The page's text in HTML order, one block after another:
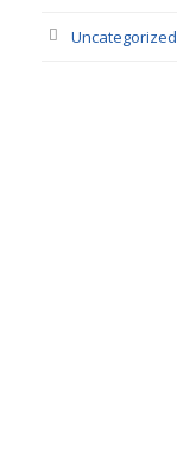
Uncategorized